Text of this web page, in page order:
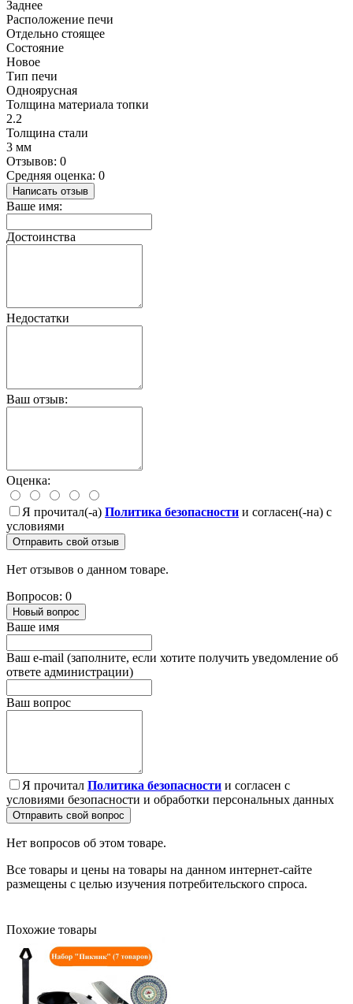
Заднее
Расположение печи
Отдельно стоящее
Состояние
Новое
Тип печи
Одноярусная
Толщина материала топки
2.2
Толщина стали
3 мм
Отзывов: 0
Средняя оценка: 0
Написать отзыв
Ваше имя:
Достоинства
Недостатки
Ваш отзыв:
Оценка:
Я прочитал(-а) Политика безопасности и согласен(-на) с
условиями
Отправить свой отзыв
Нет отзывов о данном товаре.
Вопросов: 0
Новый вопрос
Ваше имя
Ваш e-mail (заполните, если хотите получить уведомление об
ответе администрации)
Ваш вопрос
Я прочитал Политика безопасности и согласен с
условиями безопасности и обработки персональных данных
Отправить свой вопрос
Нет вопросов об этом товаре.
Все товары и цены на товары на данном интернет-сайте
размещены с целью изучения потребительского спроса.
Похожие товары